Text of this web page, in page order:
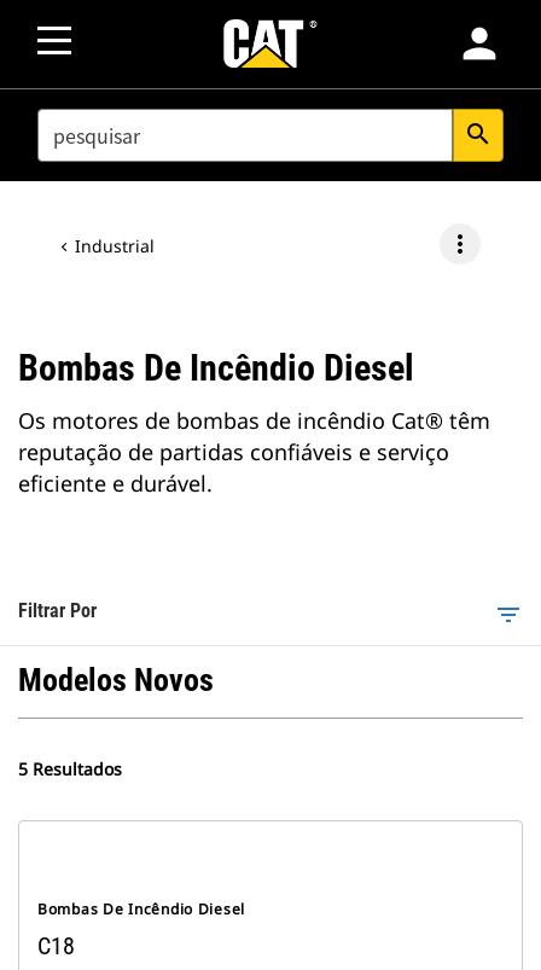
person
SEARCH search
Industrial more_vert
Bombas De Incêndio Diesel
Os motores de bombas de incêndio Cat® têm
reputação de partidas confiáveis e serviço
eficiente e durável.
Filtrar Por filter_list
Modelos Novos
5 Resultados
Bombas De Incêndio Diesel
C18